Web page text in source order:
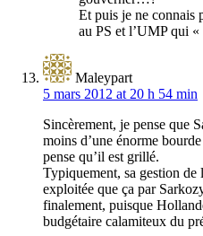
Et puis je ne connais
au PS et l’UMP qui
Maleypart
5 mars 2012 at 20 h 54 min
Sincèrement, je pense que
moins d’une énorme
pense qu’il est grillé.
Typiquement, sa gestion de
exploitée que ça par
finalement, puisque
budgétaire calamiteux du